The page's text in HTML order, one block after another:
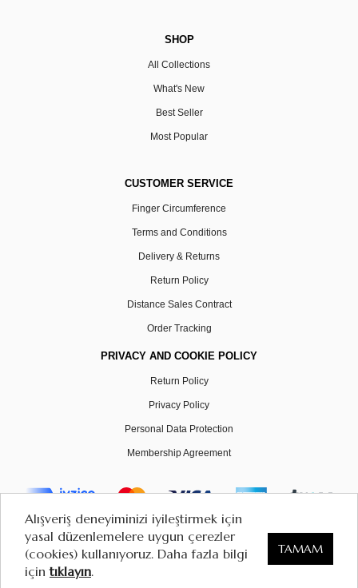
SHOP
All Collections
What's New
Best Seller
Most Popular
CUSTOMER SERVICE
Finger Circumference
Terms and Conditions
Delivery & Returns
Return Policy
Distance Sales Contract
Order Tracking
PRIVACY AND COOKIE POLICY
Return Policy
Privacy Policy
Personal Data Protection
Membership Agreement
© 2025 Zeyzer Jewellry. All Rights Reserved.
TAMAM
Alışveriş deneyiminizi iyileştirmek için
yasal düzenlemelere uygun çerezler
(cookies) kullanıyoruz. Daha fazla bilgi
içintıklayın.